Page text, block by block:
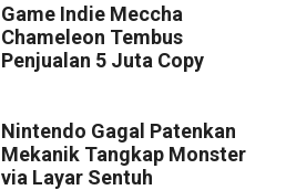
Game Indie Meccha
Chameleon Tembus
Penjualan 5 Juta Copy
Nintendo Gagal Patenkan
Mekanik Tangkap Monster
via Layar Sentuh